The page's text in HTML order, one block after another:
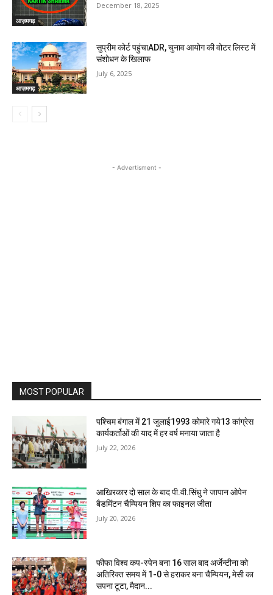
आज़मगढ़
December 18, 2025
आज़मगढ़
सुप्रीम कोर्ट पहुंचाADR, चुनाव आयोग की वोटर लिस्ट में
संशोधन के खिलाफ
July 6, 2025
- Advertisment -
MOST POPULAR
पश्चिम बंगाल में 21 जुलाई1993 कोमारे गये13 कांग्रेस
कार्यकर्तोओं की याद में हर वर्ष मनाया जाता है
July 22, 2026
आखिरकार दो साल के बाद पी.वी.सिंधु ने जापान ओपेन
बैडमिंटन चैम्पियन शिप का फाइनल जीता
July 20, 2026
फीफा विश्व कप-स्पेन बना 16 साल बाद अर्जेन्टीना को
अतिरिक्त समय में 1-0 से हराकर बना चैम्पियन, मेसी का
सपना टूटा, मैदान...